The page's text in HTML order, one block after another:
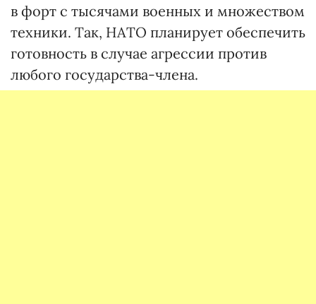
в форт с тысячами военных и множеством
техники. Так, НАТО планирует обеспечить
готовность в случае агрессии против
любого государства-члена.